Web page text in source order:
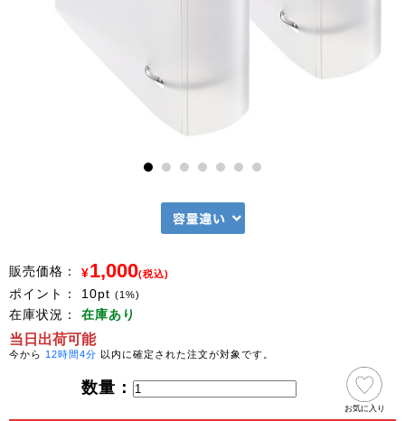
販売価格： ¥1,000(税込)
ポイント： 10pt (1%)
在庫状況： 在庫あり
当日出荷可能
今から 12時間4分 以内に確定された注文が対象です。
数量：
お気に入り